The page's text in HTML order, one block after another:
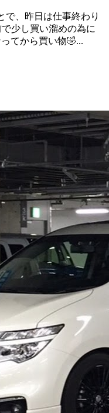
で、昨日は仕事終わり
少し買い溜めの為に
てから買い物🤣...